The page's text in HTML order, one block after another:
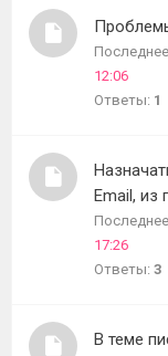
12:06
Ответы: 1
Email, из
17:26
Ответы: 3
В теме